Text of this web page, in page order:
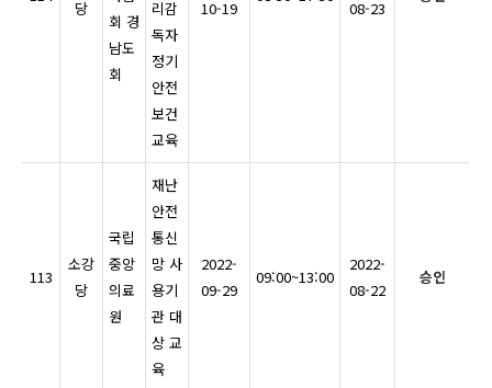
당
회 경
남도
회
리감
독자
정기
안전
보건
교육
10-19
08-23
113
소강
당
국립
중앙
의료
원
재난
안전
통신
망 사
용기
관 대
상 교
육
2022-
09-29
09:00~13:00
2022-
08-22
승인